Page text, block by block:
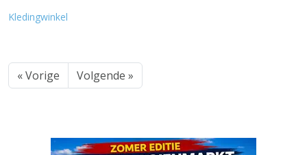
Kledingwinkel
« Vorige Volgende »